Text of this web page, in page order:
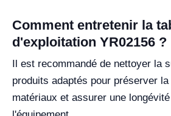
Comment entretenir la
d'exploitation YR02156 ?
Il est recommandé de nettoyer la
produits adaptés pour préserver
matériaux et assurer une